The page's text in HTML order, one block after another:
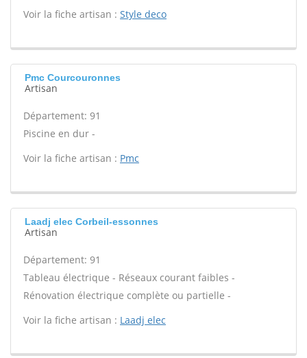
Voir la fiche artisan : Style deco
Pmc Courcouronnes
Artisan
Département: 91
Piscine en dur -
Voir la fiche artisan : Pmc
Laadj elec Corbeil-essonnes
Artisan
Département: 91
Tableau électrique - Réseaux courant faibles -
Rénovation électrique complète ou partielle -
Voir la fiche artisan : Laadj elec